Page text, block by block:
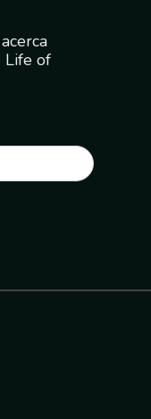
Life of